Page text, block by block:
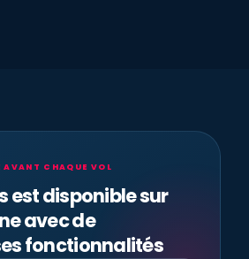
CHAQUE VOL
est disponible sur
avec de
fonctionnalités